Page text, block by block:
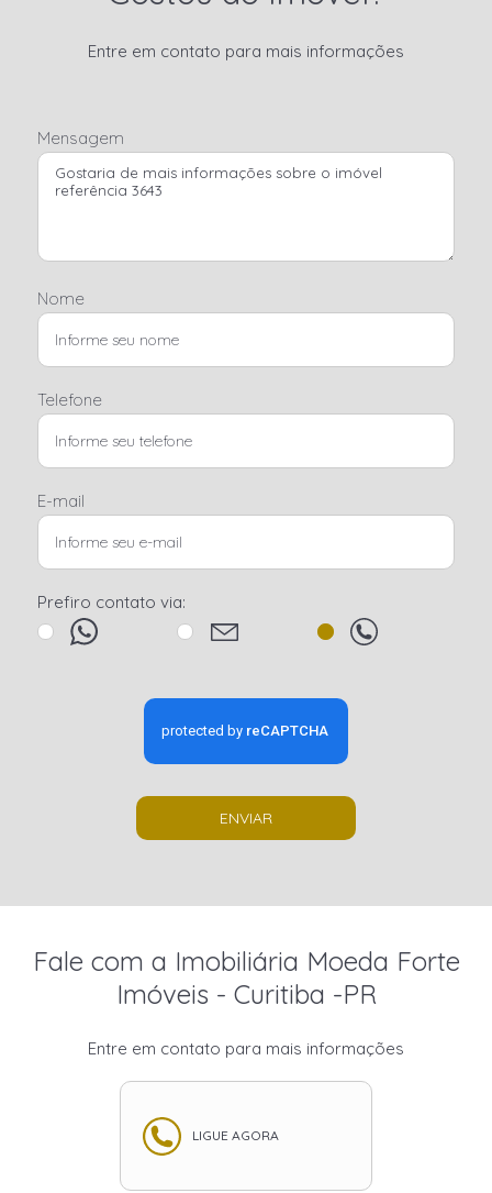
Entre em contato para mais informações
Mensagem
Nome
Telefone
E-mail
Prefiro contato via:
ENVIAR
Fale com a Imobiliária Moeda Forte
Imóveis - Curitiba -PR
Entre em contato para mais informações
LIGUE AGORA